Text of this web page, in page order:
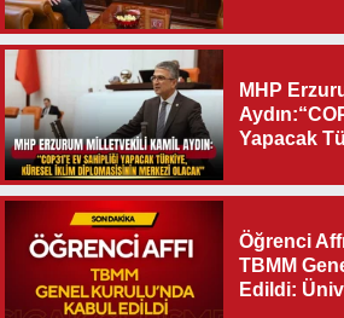
MHP
Yapacak
Olacak"
Öğrenci
TBMM
Edildi: